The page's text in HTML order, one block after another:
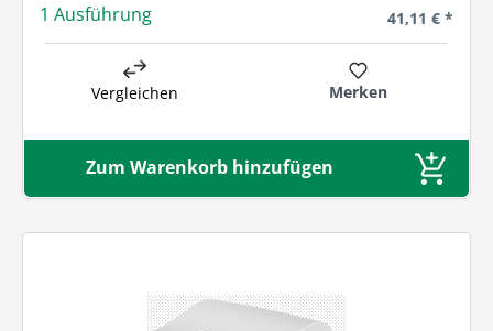
1 Ausführung Regulärer
41,11 € *
Vergleichen Merken
Zum Warenkorb hinzufügen